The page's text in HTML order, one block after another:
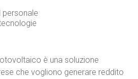
personale
è una soluzione
che vogliono generare reddito